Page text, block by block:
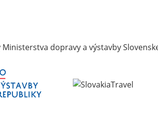
dopravy a výstavby